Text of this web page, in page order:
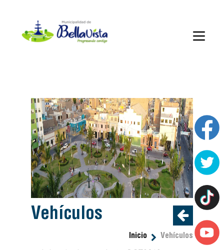
vehículos
Inicio Vehículos